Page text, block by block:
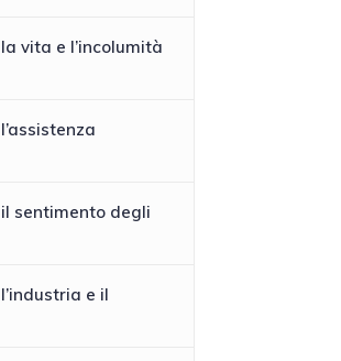
vita e l’incolumità
sentimento degli
e il